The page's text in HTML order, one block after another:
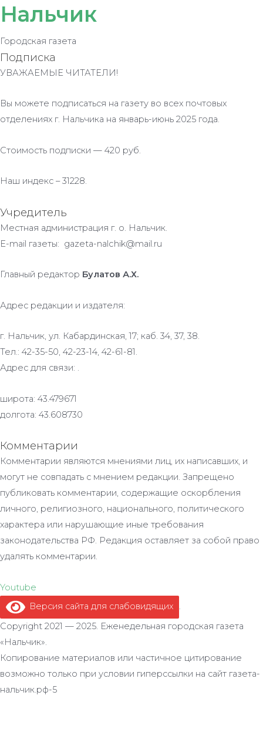
Нальчик
Городская газета
Подписка
УВАЖАЕМЫЕ ЧИТАТЕЛИ!
Вы можете подписаться на газету во всех почтовых
отделениях г. Нальчика на январь-июнь 2025 года.
Стоимость подписки — 420 руб.
Наш индекс – 31228.
Учредитель
Местная администрация г. о. Нальчик.
E-mail газеты: gazeta-nalchik@mail.ru
Главный редактор Булатов А.Х.
Адрес редакции и издателя:
г. Нальчик, ул. Кабардинская, 17; каб. 34, 37, 38.
Тел.: 42-35-50, 42-23-14, 42-61-81.
Адрес для связи: .
широта: 43.479671
долгота: 43.608730
Комментарии
Комментарии являются мнениями лиц, их написавших, и
могут не совпадать с мнением редакции. Запрещено
публиковать комментарии, содержащие оскорбления
личного, религиозного, национального, политического
характера или нарушающие иные требования
законодательства РФ. Редакция оставляет за собой право
удалять комментарии.
Youtube
Версия сайта для слабовидящих
.
Copyright 2021 — 2025. Еженедельная городская газета
«Нальчик».
Копирование материалов или частичное цитирование
возможно только при условии гиперссылки на сайт газета-
нальчик.рф-5